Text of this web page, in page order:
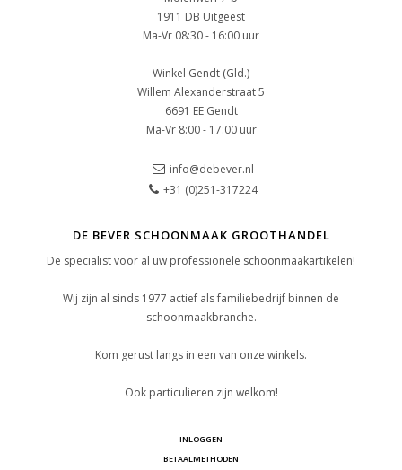
1911 DB Uitgeest
Ma-Vr 08:30 - 16:00 uur
Winkel Gendt (Gld.)
Willem Alexanderstraat 5
6691 EE Gendt
Ma-Vr 8:00 - 17:00 uur
info@debever.nl
+31 (0)251-317224
DE BEVER SCHOONMAAK GROOTHANDEL
De specialist voor al uw professionele schoonmaakartikelen!
Wij zijn al sinds 1977 actief als familiebedrijf binnen de
schoonmaakbranche.
Kom gerust langs in een van onze winkels.
Ook particulieren zijn welkom!
INLOGGEN
BETAALMETHODEN